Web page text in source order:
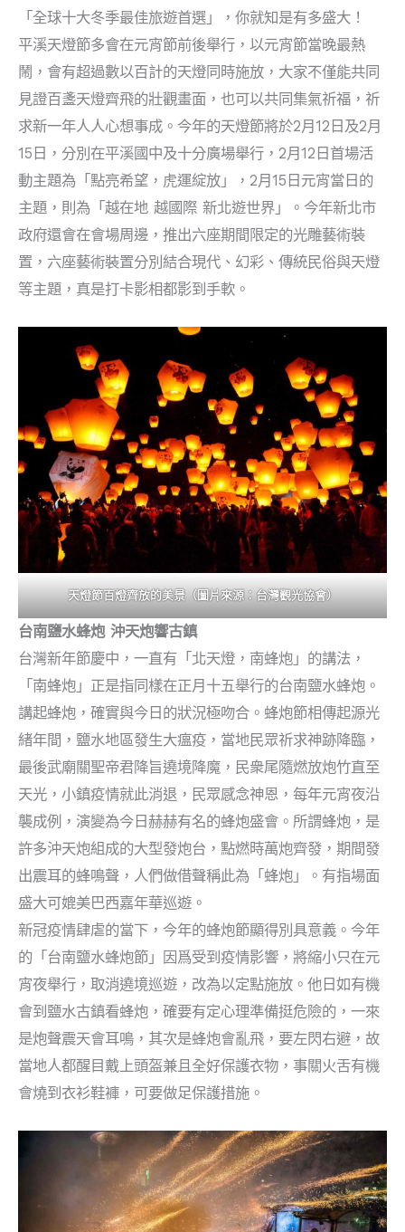
「全球十大冬季最佳旅遊首選」，你就知是有多盛大！
平溪天燈節多會在元宵節前後舉行，以元宵節當晚最熱
鬧，會有超過數以百計的天燈同時施放，大家不僅能共同
見證百盞天燈齊飛的壯觀畫面，也可以共同集氣祈福，祈
求新一年人人心想事成。今年的天燈節將於2月12日及2月
15日，分別在平溪國中及十分廣場舉行，2月12日首場活
動主題為「點亮希望，虎運綻放」，2月15日元宵當日的
主題，則為「越在地 越國際 新北遊世界」。今年新北市
政府還會在會場周邊，推出六座期間限定的光雕藝術裝
置，六座藝術裝置分別結合現代、幻彩、傳統民俗與天燈
等主題，真是打卡影相都影到手軟。
天燈節百燈齊放的美景（圖片來源：台灣觀光協會）
台南鹽水蜂炮 沖天炮響古鎮
台灣新年節慶中，一直有「北天燈，南蜂炮」的講法，
「南蜂炮」正是指同樣在正月十五舉行的台南鹽水蜂炮。
講起蜂炮，確實與今日的狀況極吻合。蜂炮節相傳起源光
緒年間，鹽水地區發生大瘟疫，當地民眾祈求神跡降臨，
最後武廟關聖帝君降旨遶境降魔，民衆尾隨燃放炮竹直至
天光，小鎮疫情就此消退，民眾感念神恩，每年元宵夜沿
襲成例，演變為今日赫赫有名的蜂炮盛會。所謂蜂炮，是
許多沖天炮組成的大型發炮台，點燃時萬炮齊發，期間發
出震耳的蜂鳴聲，人們做借聲稱此為「蜂炮」。有指場面
盛大可媲美巴西嘉年華巡遊。
新冠疫情肆虐的當下，今年的蜂炮節顯得別具意義。今年
的「台南鹽水蜂炮節」因爲受到疫情影響，將縮小只在元
宵夜舉行，取消遶境巡遊，改為以定點施放。他日如有機
會到鹽水古鎮看蜂炮，確要有定心理準備挺危險的，一來
是炮聲震天會耳鳴，其次是蜂炮會亂飛，要左閃右避，故
當地人都醒目戴上頭盔兼且全好保護衣物，事關火舌有機
會燒到衣衫鞋褲，可要做足保護措施。